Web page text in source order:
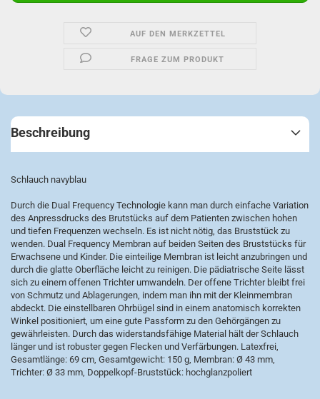
AUF DEN MERKZETTEL
FRAGE ZUM PRODUKT
Beschreibung
Schlauch navyblau
Durch die Dual Frequency Technologie kann man durch einfache Variation
des Anpressdrucks des Brutstücks auf dem Patienten zwischen hohen
und tiefen Frequenzen wechseln. Es ist nicht nötig, das Bruststück zu
wenden. Dual Frequency Membran auf beiden Seiten des Bruststücks für
Erwachsene und Kinder. Die einteilige Membran ist leicht anzubringen und
durch die glatte Oberfläche leicht zu reinigen. Die pädiatrische Seite lässt
sich zu einem offenen Trichter umwandeln. Der offene Trichter bleibt frei
von Schmutz und Ablagerungen, indem man ihn mit der Kleinmembran
abdeckt. Die einstellbaren Ohrbügel sind in einem anatomisch korrekten
Winkel positioniert, um eine gute Passform zu den Gehörgängen zu
gewährleisten. Durch das widerstandsfähige Material hält der Schlauch
länger und ist robuster gegen Flecken und Verfärbungen. Latexfrei,
Gesamtlänge: 69 cm, Gesamtgewicht: 150 g, Membran: Ø 43 mm,
Trichter: Ø 33 mm, Doppelkopf-Bruststück: hochglanzpoliert